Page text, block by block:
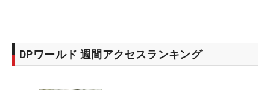
DPワールド 週間アクセスランキング